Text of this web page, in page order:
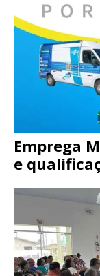
Emprega
e